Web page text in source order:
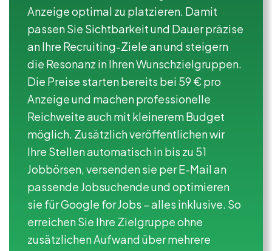
Anzeige optimal zu platzieren. Damit
passen Sie Sichtbarkeit und Dauer präzise
an Ihre Recruiting-Ziele an und steigern
die Resonanz in Ihren Wunschzielgruppen.
Die Preise starten bereits bei 59 € pro
Anzeige und machen professionelle
Reichweite auch mit kleinerem Budget
möglich. Zusätzlich veröffentlichen wir
Ihre Stellen automatisch in bis zu 51
Jobbörsen, versenden sie per E-Mail an
passende Jobsuchende und optimieren
sie für Google for Jobs – alles inklusive. So
erreichen Sie Ihre Zielgruppe ohne
zusätzlichen Aufwand über mehrere